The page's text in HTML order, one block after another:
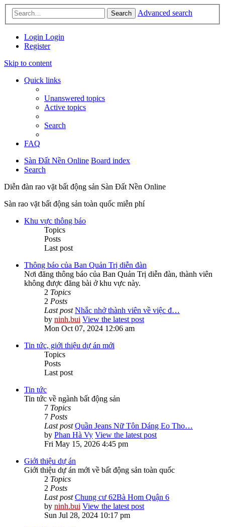
Search Advanced search
Login Login
Register
Skip to content
Quick links
Unanswered topics
Active topics
Search
FAQ
Sàn Đất Nền Online Board index
Search
Diễn đàn rao vặt bất động sản Sàn Đất Nền Online
Sàn rao vặt bất động sản toàn quốc miễn phí
Khu vực thông báo
Topics
Posts
Last post
Thông báo của Ban Quản Trị diễn đàn
Nơi đăng thông báo của Ban Quản Trị diễn đàn, thành viên
không được đăng bài ở khu vực này.
2 Topics
2 Posts
Last post Nhắc nhở thành viên về việc đ…
by ninh.bui View the latest post
Mon Oct 07, 2024 12:06 am
Tin tức, giới thiệu dự án mới
Topics
Posts
Last post
Tin tức
Tin tức về ngành bất động sản
7 Topics
7 Posts
Last post Quần Jeans Nữ Tôn Dáng Eo Tho…
by Phan Hà Vy View the latest post
Fri May 15, 2026 4:45 pm
Giới thiệu dự án
Giới thiệu dự án mới về bất động sản toàn quốc
2 Topics
2 Posts
Last post Chung cư 62Bà Hom Quận 6
by ninh.bui View the latest post
Sun Jul 28, 2024 10:17 pm